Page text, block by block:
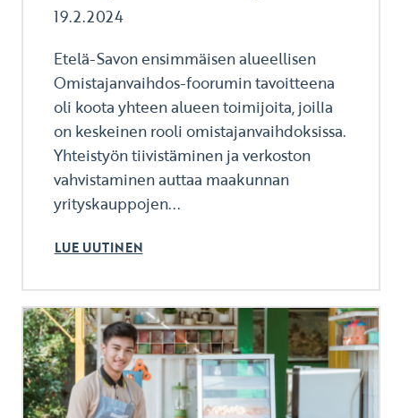
19.2.2024
Etelä-Savon ensimmäisen alueellisen
Omistajanvaihdos-foorumin tavoitteena
oli koota yhteen alueen toimijoita, joilla
on keskeinen rooli omistajanvaihdoksissa.
Yhteistyön tiivistäminen ja verkoston
vahvistaminen auttaa maakunnan
yrityskauppojen...
LUE UUTINEN